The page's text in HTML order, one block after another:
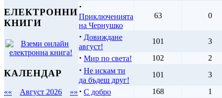
ЕЛЕКТРОННИ
КНИГИ
КАЛЕНДАР
«« Август 2026 »»
·
Приключенията
на Чернушко
63 0
· Довиждане
август!
101 3
· Мир по света! 102 2
· Не искам ти
да бъдеш друг!
101 3
· С добро 168 1